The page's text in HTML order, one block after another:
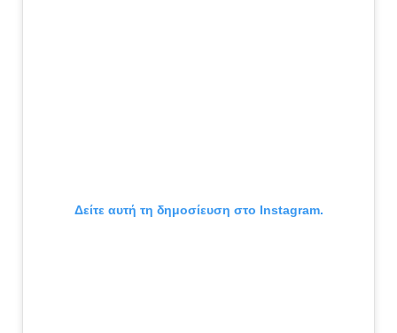
Δείτε αυτή τη δημοσίευση στο Instagram.